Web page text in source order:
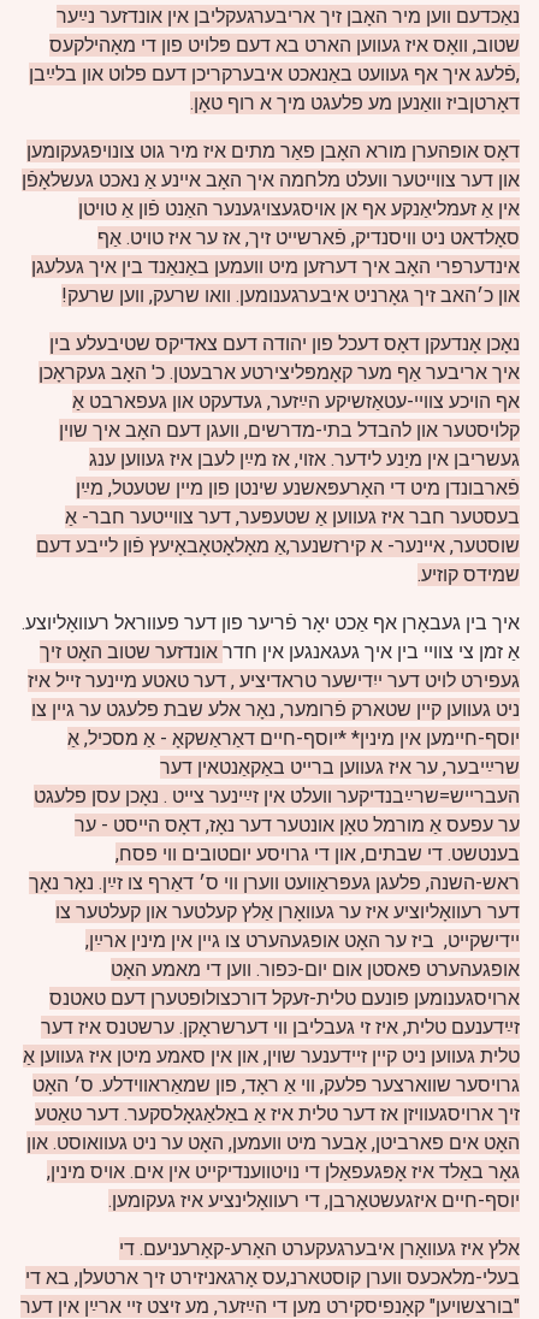
נאַכדעם ווען מיר האָבן זיך אריבערגעקליבן אין אונדזער נײַער
שטוב, וואָס איז געווען הארט בא דעם פּלויט פון די מאָהילקעס
,פֿלעג איך אף געוועט באַנאכט איבערקריכן דעם פלוט און בלײַבן
דאָרטןביז וואַנען מע פלעגט מיך א רוף טאָן.
דאָס אופהערן מורא האָבן פאַר מתים איז מיר גוט צונויפגעקומען
און דער צווייטער וועלט מלחמה איך האָב איינע אַ נאכט געשלאָפֿן
אין אַ זעמליאַנקע אף אן אויסגעצויגענער האַנט פֿון אַ טויטן
סאָלדאט ניט וויסנדיק, פֿארשייט זיך, אז ער איז טויט. אַף
אינדערפרי האָב איך דערזען מיט וועמען באַנאַנד בין איך געלעגן
און כ׳האב זיך גאָרניט איבערגענומען. וואו שרעק, ווען שרעק!
נאָכן אָנדעקן דאָס דעכל פון יהודה דעם צאדיקס שטיבעלע בין
איך אריבער אַף מער קאָמפּליצירטע ארבעטן. כ' האָב געקראָכן
אף הויכע צוויי-עטאַזשיקע הײַזער, געדעקט און געפארבט אַ
קלויסטער און להבדל בתי-מדרשים, וועגן דעם האָב איך שוין
געשריבן אין מיַנע לידער. אזוי, אז מײַן לעבן איז געווען ענג
פֿארבונדן מיט די האָרעפּאשנע שינטן פון מיין שטעטל, מײַן
בעסטער חבר איז געווען אַ שטעפּער, דער צווייטער חבר- אַ
שוסטער, איינער- א קירזשנער,אַ מאָלאָטאָבאָיעץ פֿון לייבע דעם
שמידס קוזיע.
איך בין געבאָרן אף אַכט יאָר פֿריער פון דער פעווראל רעוואָליוצע.
אַ זמן צי צוויי בין איך געגאנגען אין חדר אונדזער שטוב האָט זיך
געפירט לויט דער ייִדישער טראדיציע , דער טאטע מיינער זייל איז
ניט געווען קיין שטארק פֿרומער, נאָר אלע שבת פלעגט ער גיין צו
יוסף-חיימען אין מינין* *יוסף-חיים דאַראַשקאָ - אַ מסכיל, אַ
שרײַיבער, ער איז געווען ברייט באַקאַנטאין דער
העברייש=שרײַבנדיקער וועלט אין זײַינער צייט . נאָכן עסן פלעגט
ער עפעס אַ מורמל טאָן אונטער דער נאָז, דאָס הייסט - ער
בענטשט. די שבתים, און די גרויסע יוםטובים ווי פסח,
ראש-השנה, פלעגן געפּראַוועט ווערן ווי ס׳ דאַרף צו זײַן. נאָר נאָך
דער רעוואָליוציע איז ער געוואָרן אַלץ קעלטער און קעלטער צו
יידישקײט, ביז ער האָט אופגעהערט צו גיין אין מינין ארײַן,
אופגעהערט פאסטן אום יום-כּפור. ווען די מאמע האָט
ארויסגענומען פונעם טלית-זעקל דורכצולופטערן דעם טאטנס
זײַדענעם טלית, איז זי געבליבן ווי דערשראָקן. ערשטנס איז דער
טלית געווען ניט קיין זיידענער שוין, און אין סאמע מיטן איז געווען אַ
גרויסער שווארצער פלעק, ווי אַ ראָד, פון שמאַראווידלע. ס׳ האָט
זיך ארויסגעוויזן אז דער טלית איז אַ באַלאַגאָלסקער. דער טאַטע
האָט אים פארביטן, אָבער מיט וועמען, האָט ער ניט געוואוסט. און
גאָר באַלד איז אָפּגעפאַלן די נויטווענדיקייט אין אים. אויס מינין,
יוסף-חיים איזגעשטאָרבן, די רעוואָלינציע איז געקומען.
אלץ איז געוואָרן איבערגעקערט האָרע-קאָרעניעם. די
בעלי-מלאכעס ווערן קוסטארנ,עס אָרגאניזירט זיך ארטעלן, בא די
"בורצשויען" קאָנפיסקירט מען די הײַזער, מע זיצט זיי ארײַן אין דער